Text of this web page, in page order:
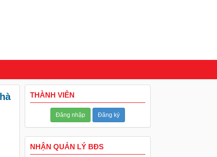
THÀNH VIÊN
Đăng nhập Đăng ký
NHẬN QUẢN LÝ BĐS